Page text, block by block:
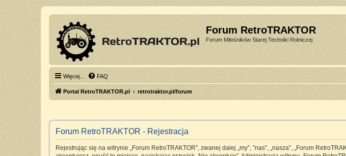
Forum RetroTRAKTOR
Forum Miłośników Starej Techniki Rolniczej
Więcej… FAQ
Portal RetroTRAKTOR.pl retrotraktor.pl/forum
Forum RetroTRAKTOR - Rejestracja
Rejestrując się na witrynie „Forum RetroTRAKTOR”, zwanej dalej „my”, ”nas”, „nasza”, „Forum